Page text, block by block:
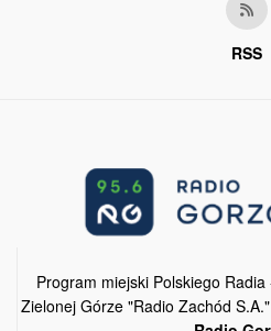
RSS
Program miejski Polskiego
Zielonej Górze "Radio Zachód